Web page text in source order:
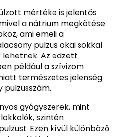
mértéke is jelentős
a nátrium megkötése
ami emeli a
pulzus okai sokkal
Az edzett
például a szívizom
természetes jelenség
pulzusszám.
gyógyszerek, mint
szintén
Ezen kívül különböző